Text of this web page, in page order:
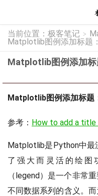
当前位置： 极客笔记 >
Matplotlib图例添加标题
Matplotlib图例添加标
Matplotlib图例添加标题
参考： How to add a
Matplotlib是Python中最
了强大而灵活的绘图
（legend）是一个非常
不同数据系列的含义。